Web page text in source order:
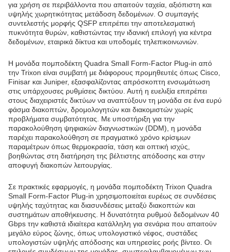
για χρήση σε περιβάλλοντα που απαιτούν ταχεία, αξιόπιστη και
υψηλής χωρητικότητας μετάδοση δεδομένων. Ο συμπαγής
συντελεστής μορφής QSFP επιτρέπει την αποτελεσματική
πυκνότητα θυρών, καθιστώντας την ιδανική επιλογή για κέντρα
δεδομένων, εταιρικά δίκτυα και υποδομές τηλεπικοινωνιών.
Η μονάδα πομποδέκτη Quadra Small Form-Factor Plug-in από
την Trixon είναι συμβατή με διάφορους προμηθευτές όπως Cisco,
Finisar και Juniper, εξασφαλίζοντας απρόσκοπτη ενσωμάτωση
στις υπάρχουσες ρυθμίσεις δικτύου. Αυτή η ευελιξία επιτρέπει
στους διαχειριστές δικτύων να αναπτύξουν τη μονάδα σε ένα ευρύ
φάσμα διακοπτών, δρομολογητών και διακομιστών χωρίς
προβλήματα συμβατότητας. Με υποστήριξη για την
παρακολούθηση ψηφιακών διαγνωστικών (DDM), η μονάδα
παρέχει παρακολούθηση σε πραγματικό χρόνο κρίσιμων
παραμέτρων όπως θερμοκρασία, τάση και οπτική ισχύς,
βοηθώντας στη διατήρηση της βέλτιστης απόδοσης και στην
αποφυγή διακοπών λειτουργίας.
Σε πρακτικές εφαρμογές, η μονάδα πομποδέκτη Trixon Quadra
Small Form-Factor Plug-in χρησιμοποιείται ευρέως σε συνδέσεις
υψηλής ταχύτητας και διασυνδέσεις μεταξύ διακοπτών και
συστημάτων αποθήκευσης. Η δυνατότητα ρυθμού δεδομένων 40
Gbps την καθιστά ιδιαίτερα κατάλληλη για σενάρια που απαιτούν
μεγάλο εύρος ζώνης, όπως υπολογιστικό νέφος, συστάδες
υπολογιστών υψηλής απόδοσης και υπηρεσίες ροής βίντεο. Οι